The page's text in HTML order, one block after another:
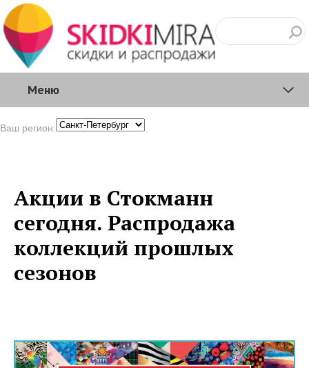
Меню
Ваш регион:
Акции в Стокманн
сегодня. Распродажа
коллекций прошлых
сезонов